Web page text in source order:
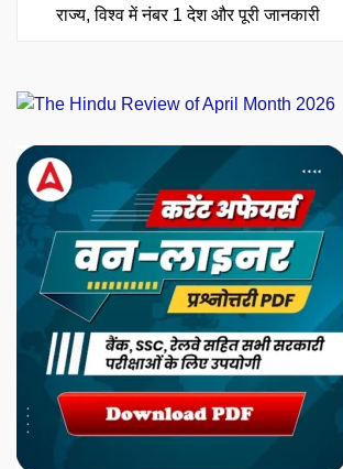
राज्य, विश्व में नंबर 1 देश और पूरी जानकारी